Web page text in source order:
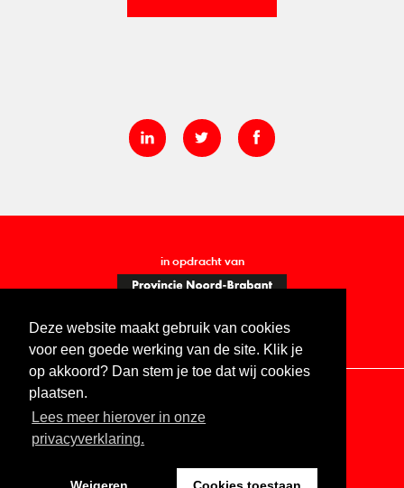
Deze website maakt gebruik van cookies
voor een goede werking van de site. Klik je
op akkoord? Dan stem je toe dat wij cookies
plaatsen.
Lees meer hierover in onze
privacyverklaring.
in opdracht van
Contact Vacatures ANBI
Digitale toegankelijkheid